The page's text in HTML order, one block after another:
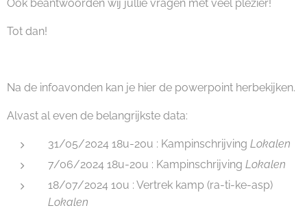
Ook beantwoorden wij jullie vragen met veel plezier!😁
Tot dan!
Na de infoavonden kan je hier de powerpoint herbekijken.
Alvast al even de belangrijkste data:
31/05/2024 18u-20u : Kampinschrijving Lokalen
7/06/2024 18u-20u : Kampinschrijving Lokalen
18/07/2024 10u : Vertrek kamp (ra-ti-ke-asp)
Lokalen